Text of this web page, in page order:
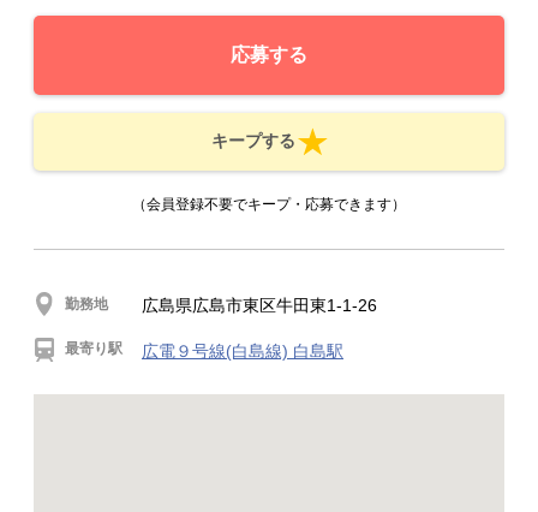
応募する
キープする
（会員登録不要でキープ・応募できます）
勤務地 広島県広島市東区牛田東1-1-26
最寄り駅 広電９号線(白島線) 白島駅